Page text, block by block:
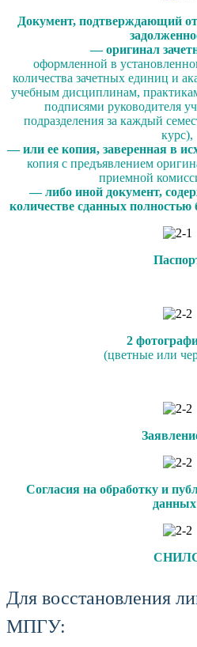
Документ, подтверждающий
— оригинал
оформленной в
количества зачетных единиц и
учебным дисциплинам,
подписями руководителя
подразделения за каждый
курс),
— или ее копия, заверенная в
копия с предъявлением
приемной
— либо иной документ,
количестве сданных полностью
2
(цветные или
Согласия на обработку и
данных
Для восстановления
МПГУ: